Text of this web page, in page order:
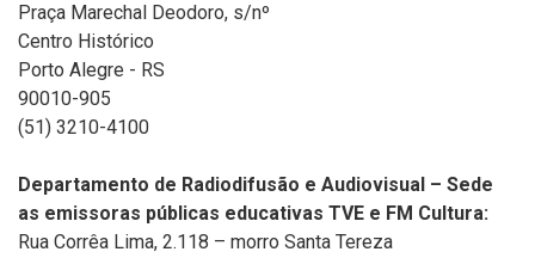
Praça Marechal Deodoro, s/nº
Centro Histórico
Porto Alegre - RS
90010-905
(51) 3210-4100
Departamento de Radiodifusão e Audiovisual – Sede
as emissoras públicas educativas TVE e FM Cultura:
Rua Corrêa Lima, 2.118 – morro Santa Tereza